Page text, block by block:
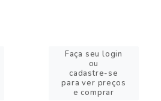
Faça seu login
ou
cadastre-se
para ver preços
e comprar